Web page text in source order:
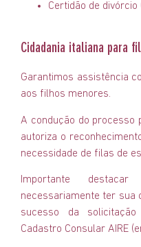
Certidão de divórcio
Cidadania italiana para
Garantimos assistência
aos filhos menores.
A condução do processo
autoriza o
necessidade de filas de
Importante
necessariamente ter sua
sucesso da
Cadastro Consular AIRE